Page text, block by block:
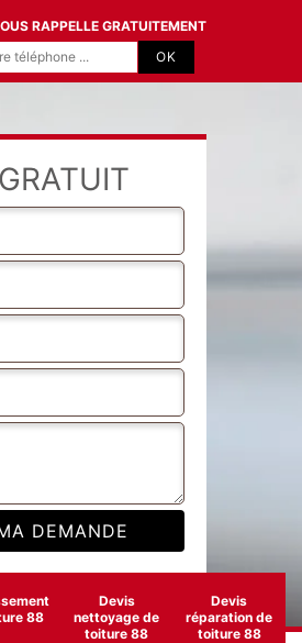
RAPPELLE GRATUITEMENT
88
Devis
nettoyage de
toiture 88
Devis
réparation de
toiture 88